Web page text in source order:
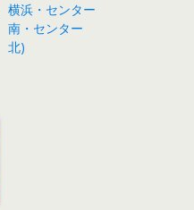
横浜・センター
南・センター
北)